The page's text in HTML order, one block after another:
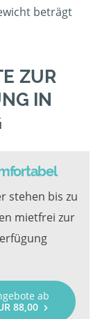
beträgt
ZUR
IN
stehen bis zu
mietfrei zur
ab
88,00